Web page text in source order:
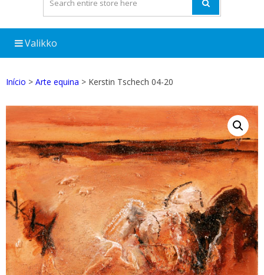
Valikko
Início > Arte equina > Kerstin Tschech 04-20